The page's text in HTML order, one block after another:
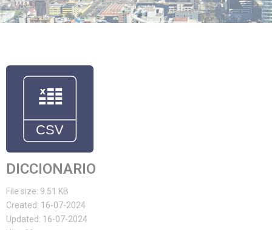
DICCIONARIO
File size: 9.51 KB
Created: 16-07-2024
Updated: 16-07-2024